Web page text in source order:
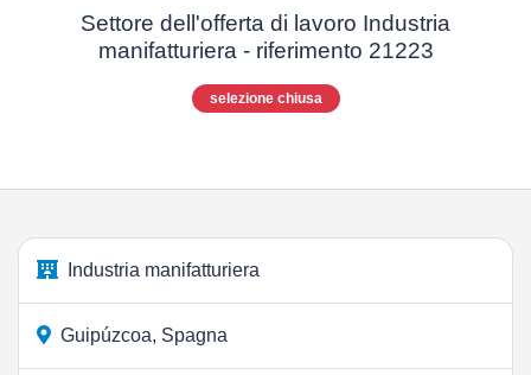
Settore dell'offerta di lavoro Industria
manifatturiera - riferimento 21223
selezione chiusa
Industria manifatturiera
Guipúzcoa, Spagna